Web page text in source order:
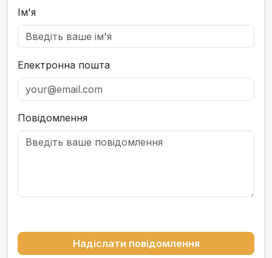
Ім'я
Електронна пошта
Повідомлення
Надіслати повідомлення